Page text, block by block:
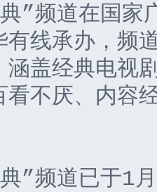
”频道在国家
有线承办，频
涵盖经典电视
看不厌、内容
频道已于1月